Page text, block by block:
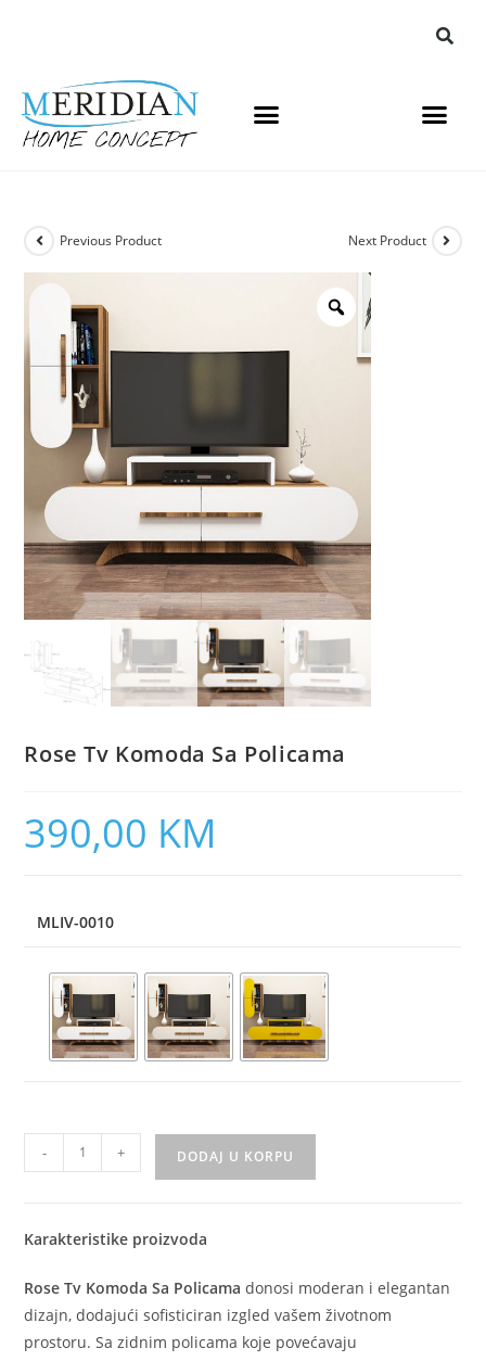
Previous Product Next Product
Rose Tv Komoda Sa Policama
390,00 KM
MLIV-0010
- + DODAJ U KORPU
Karakteristike proizvoda
Rose Tv Komoda Sa Policama donosi moderan i elegantan
dizajn, dodajući sofisticiran izgled vašem životnom
prostoru. Sa zidnim policama koje povećavaju